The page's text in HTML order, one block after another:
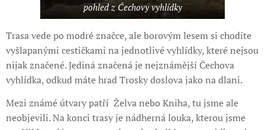
pohled z Čechovy vyhlídky
Trasa vede po modré značce, ale borovým lesem si chodíte
vyšlapanými cestičkami na jednotlivé vyhlídky, které nejsou
nijak značené. Jediná značená je nejznámější Čechova
vyhlídka, odkud máte hrad Trosky doslova jako na dlani.
Mezi známé útvary patří Želva nebo Kniha, tu jsme ale
neobjevili. Na konci trasy je nádherná louka, kterou jsme